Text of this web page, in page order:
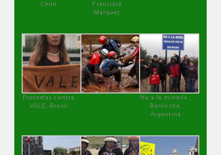
Chile
Francisca
Márquez
Protestas contra
VALE, Brasil
No a la minería ,
Bariloche,
Argentina